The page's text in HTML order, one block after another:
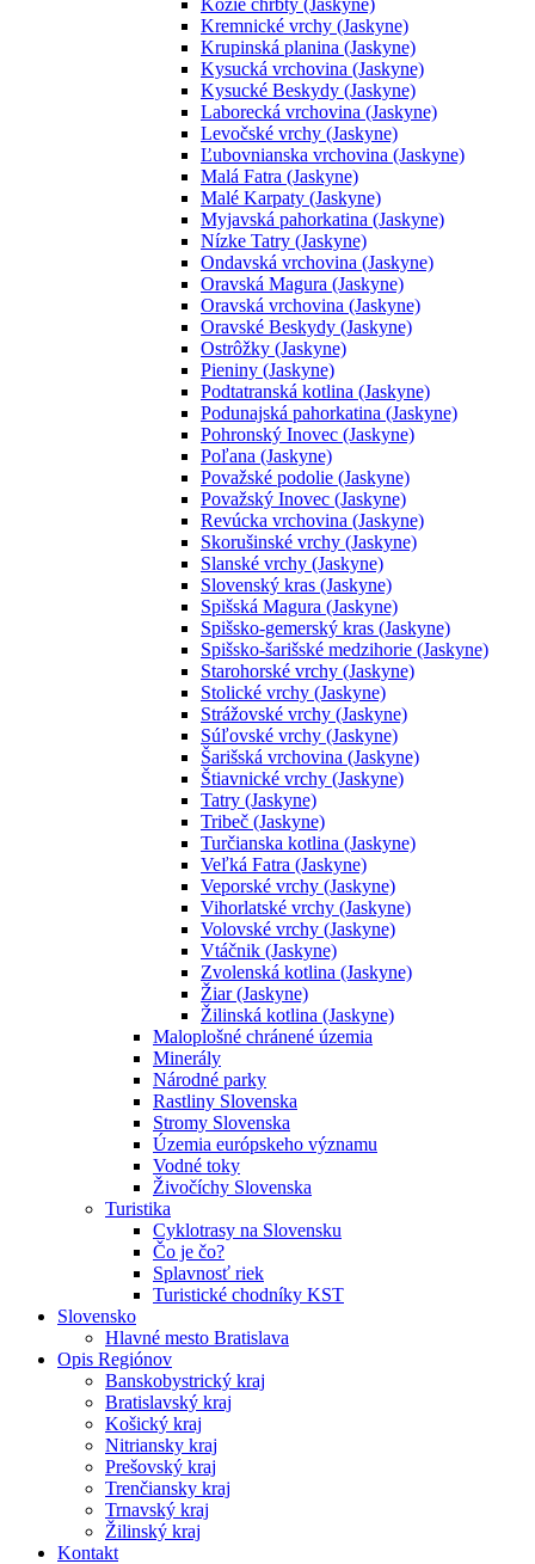
Kremnické vrchy (Jaskyne)
Krupinská planina (Jaskyne)
Kysucká vrchovina (Jaskyne)
Kysucké Beskydy (Jaskyne)
Laborecká vrchovina (Jaskyne)
Levočské vrchy (Jaskyne)
Ľubovnianska vrchovina (Jaskyne)
Malá Fatra (Jaskyne)
Malé Karpaty (Jaskyne)
Myjavská pahorkatina (Jaskyne)
Nízke Tatry (Jaskyne)
Ondavská vrchovina (Jaskyne)
Oravská Magura (Jaskyne)
Oravská vrchovina (Jaskyne)
Oravské Beskydy (Jaskyne)
Ostrôžky (Jaskyne)
Pieniny (Jaskyne)
Podtatranská kotlina (Jaskyne)
Podunajská pahorkatina (Jaskyne)
Pohronský Inovec (Jaskyne)
Poľana (Jaskyne)
Považské podolie (Jaskyne)
Považský Inovec (Jaskyne)
Revúcka vrchovina (Jaskyne)
Skorušinské vrchy (Jaskyne)
Slanské vrchy (Jaskyne)
Slovenský kras (Jaskyne)
Spišská Magura (Jaskyne)
Spišsko-gemerský kras (Jaskyne)
Spišsko-šarišské medzihorie (Jaskyne)
Starohorské vrchy (Jaskyne)
Stolické vrchy (Jaskyne)
Strážovské vrchy (Jaskyne)
Súľovské vrchy (Jaskyne)
Šarišská vrchovina (Jaskyne)
Štiavnické vrchy (Jaskyne)
Tatry (Jaskyne)
Tribeč (Jaskyne)
Turčianska kotlina (Jaskyne)
Veľká Fatra (Jaskyne)
Veporské vrchy (Jaskyne)
Vihorlatské vrchy (Jaskyne)
Volovské vrchy (Jaskyne)
Vtáčnik (Jaskyne)
Zvolenská kotlina (Jaskyne)
Žiar (Jaskyne)
Žilinská kotlina (Jaskyne)
Maloplošné chránené územia
Minerály
Národné parky
Rastliny Slovenska
Stromy Slovenska
Územia európskeho významu
Vodné toky
Živočíchy Slovenska
Turistika
Cyklotrasy na Slovensku
Čo je čo?
Splavnosť riek
Turistické chodníky KST
Slovensko
Hlavné mesto Bratislava
Opis Regiónov
Banskobystrický kraj
Bratislavský kraj
Košický kraj
Nitriansky kraj
Prešovský kraj
Trenčiansky kraj
Trnavský kraj
Žilinský kraj
Kontakt